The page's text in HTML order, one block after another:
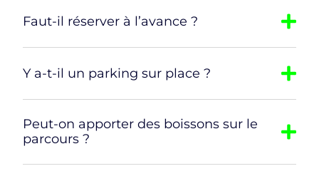
Faut-il réserver à l’avance ?
Y a-t-il un parking sur place ?
Peut-on apporter des boissons sur le
parcours ?